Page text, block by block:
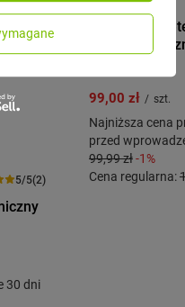
5/5(2)
30 dni
Contigo
Kubek
99,00 zł / szt.
Najniższa cena
przed
99,99 zł-1%
Cena regularna: